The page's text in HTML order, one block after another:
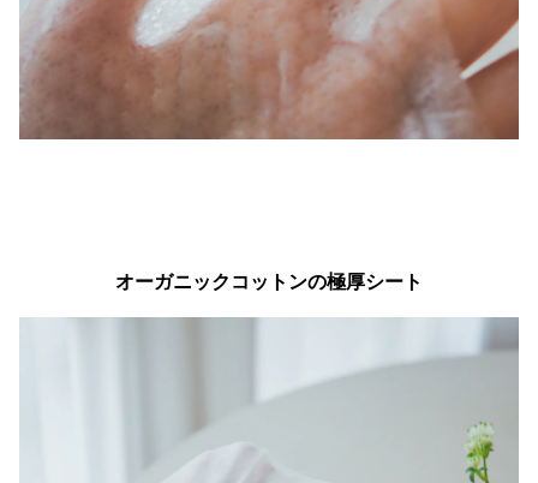
オーガニックコットンの極厚シート